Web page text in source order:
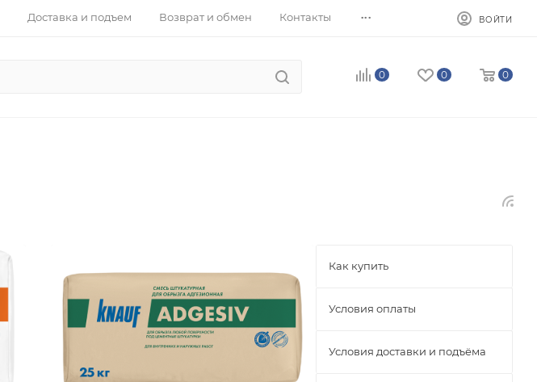
Доставка и подъем Возврат и обмен Контакты ... ВОЙТИ
0 0 0
Как купить
Условия оплаты
Условия доставки и подъёма